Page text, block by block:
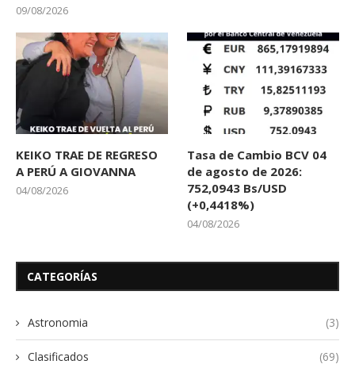
09/08/2026
KEIKO TRAE DE REGRESO
A PERÚ A GIOVANNA
04/08/2026
Tasa de Cambio BCV 04
de agosto de 2026:
752,0943 Bs/USD
(+0,4418%)
04/08/2026
CATEGORÍAS
Astronomia (3)
Clasificados (69)